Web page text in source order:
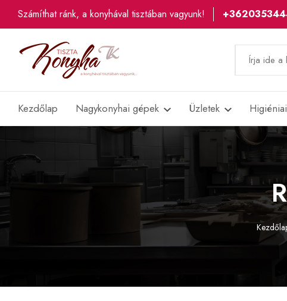
Számíthat ránk, a konyhával tisztában vagyunk!
Kezdőlap Nagykonyhai gépek Üzletek